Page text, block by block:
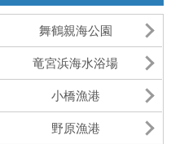
舞鶴親海公園
竜宮浜海水浴場
小橋漁港
野原漁港